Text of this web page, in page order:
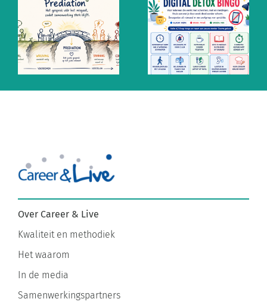
Altijd aan
staan? De
mythe van
snel
Ontzempic:
de mentale
prik tegen
altijd
Over Career & Live
Kwaliteit en methodiek
Het waarom
In de media
Samenwerkingspartners